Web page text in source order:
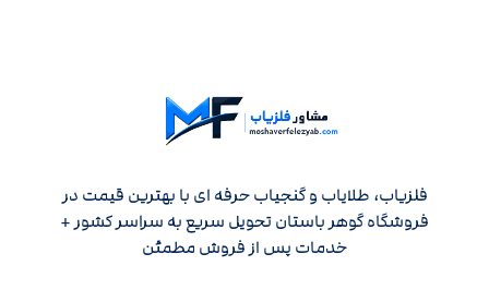
فلزیاب، طلایاب و گنجیاب حرفه ای با بهترین قیمت در
فروشگاه گوهر باستان تحویل سریع به سراسر کشور +
خدمات پس از فروش مطمئن